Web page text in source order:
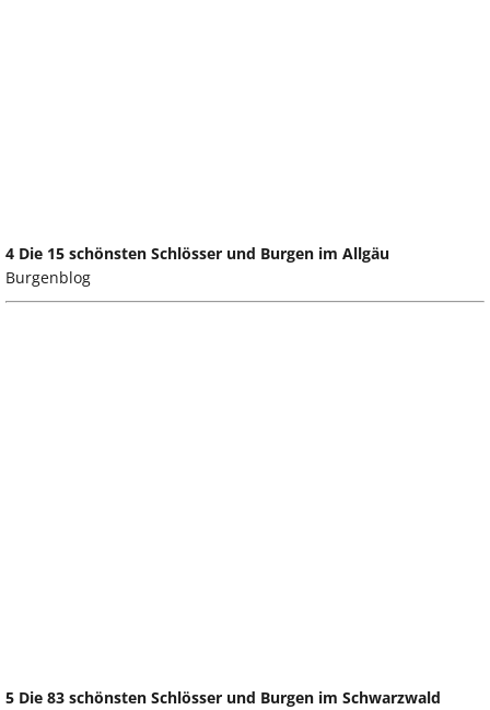
4 Die 15 schönsten Schlösser und Burgen im Allgäu
Burgenblog
5 Die 83 schönsten Schlösser und Burgen im Schwarzwald